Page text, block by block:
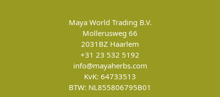
Maya World Trading B.V.
Mollerusweg 66
2031BZ Haarlem
+31 23 532 5192
info@mayaherbs.com
KvK: 64733513
BTW: NL855806795B01